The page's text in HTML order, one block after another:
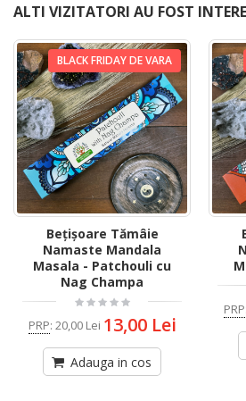
ALTI VIZITATORI AU FOST
BLACK FRIDAY DE VARA
Bețișoare Tămâie
Namaste Mandala
Masala - Patchouli cu
Nag Champa
PRP: 20,00 Lei 13,00 Lei
Adauga in cos
PRP